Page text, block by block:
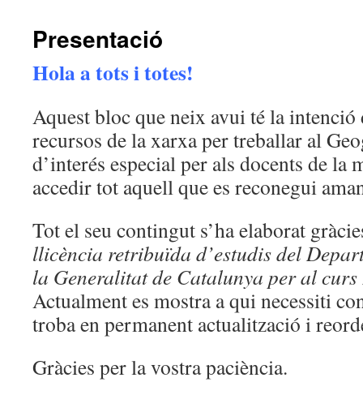
Presentació
Hola a tots i totes!
Aquest bloc que neix avui té la intenció
recursos de la xarxa per treballar al
d’interés especial per als docents de la
accedir tot aquell que es reconegui
Tot el seu contingut s’ha elaborat
llicència retribuïda d’estudis del
la Generalitat de Catalunya per al
Actualment es mostra a qui necessiti
troba en permanent actualització i
Gràcies per la vostra paciència.